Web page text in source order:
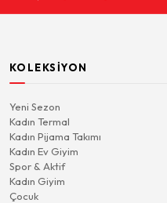
KOLEKSIYON
Yeni Sezon
Kadın Termal
Kadın Pijama Takımı
Kadın Ev Giyim
Spor & Aktif
Kadın Giyim
Çocuk